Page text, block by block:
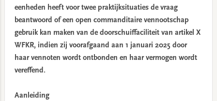
eenheden heeft voor twee praktijksituaties de vraag
beantwoord of een open commanditaire vennootschap
gebruik kan maken van de doorschuiffaciliteit van artikel X
WFKR, indien zij voorafgaand aan 1 januari 2025 door
haar vennoten wordt ontbonden en haar vermogen wordt
vereffend.
Aanleiding